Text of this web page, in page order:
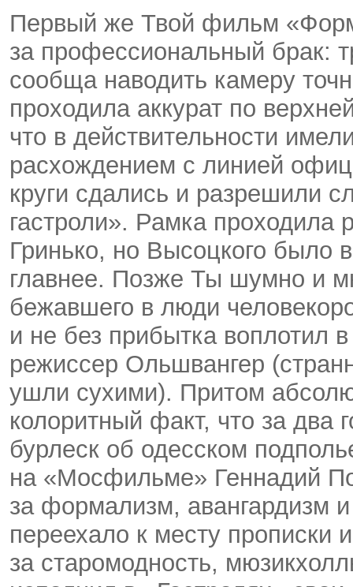
Первый же Твой фильм
за профессиональный брак:
сообща наводить камеру
проходила аккурат по
что в действительности
расхождением с линией
круги сдались и разрешили
гастроли». Рамка проходила
Гринько, но Высоцкого было
главнее. Позже Ты шумно и
бежавшего в люди
и не без прибытка воплотил
режиссер Ольшвангер
ушли сухими). Притом
колоритный факт, что за два
бурлеск об одесском
на «Мосфильме» Геннадий
за формализм, авангардизм
переехало к месту прописки
за старомодность,